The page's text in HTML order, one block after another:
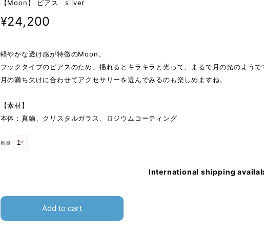
【Moon】 ピアス silver
¥24,200
軽やかな透け感が特徴のMoon。
フックタイプのピアスのため、揺れるとキラキラと光って、まるで月の光のようで
月の満ち欠けに合わせてアクセサリーを選んでみるのも楽しめますね。
【素材】
本体：真鍮、クリスタルガラス、ロジウムコーティング
数量
International shipping
Add to cart